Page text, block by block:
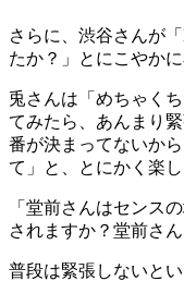
さらに、渋谷さんが
たか？」とにこやかに
兎さんは「めちゃく
てみたら、あんまり
番が決まってないか
て」と、とにかく楽
「堂前さんはセンス
されますか？堂前さ
普段は緊張しないと